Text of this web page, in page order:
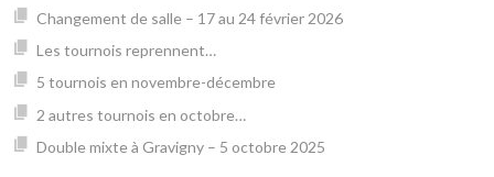
Changement de salle – 17 au 24 février 2026
Les tournois reprennent…
5 tournois en novembre-décembre
2 autres tournois en octobre…
Double mixte à Gravigny – 5 octobre 2025